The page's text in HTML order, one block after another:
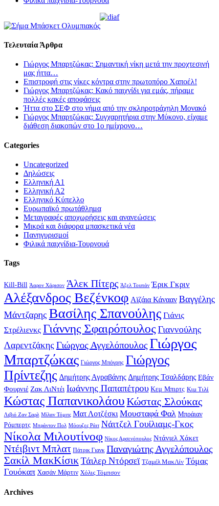
Τελευταία Άρθρα
Γιώργος Μπαρτζώκας: Σημαντική νίκη μετά την προχτεσινή
μας ήττα…
Επιστροφή στις νίκες κόντρα στην πρωτοπόρο Χαποέλ!
Γιώργος Μπαρτζώκας: Κακό παιχνίδι για εμάς, πήραμε
πολλές κακές αποφάσεις
Ήττα στο ΣΕΦ στο νήμα από την σκληροτράχηλη Μονακό
Γιώργος Μπαρτζώκας: Συγχαρητήρια στην Μύκονο, είχαμε
διάθεση διακοπών στο 1ο ημίχρονο…
Categories
Uncategorized
Δηλώσεις
Ελληνική Α1
Ελληνική Α2
Ελληνικό Κύπελλο
Ευρωπαϊκό πρωτάθλημα
Μεταγραφές αποχωρήσεις και ανανεώσεις
Μικρά και διάφορα μπασκετικά νέα
Πανηγυρισμοί
Φιλικά παιχνίδια-Τουρνουά
Tags
Kill-Bill Άαρον Χάρισον Άλεκ Πίτερς Άξελ Τουπάν Έρικ Γκριν
Αλέξανδρος Βεζένκοφ Αϊζάια Κάνααν Βαγγέλης
Μάντζαρης Βασίλης Σπανούλης Γιάνις
Στρέλιενκς Γιάννης ΣφαιρόπουλοςΓιαννούλης
Λαρεντζάκης Γιώργος ΑγγελόπουλοςΓιώργος
Μπαρτζώκας Γιώργος Μπόγρης Γιώργος
Πρίντεζης Δημήτρης Αγραβάνης Δημήτρης Τσαλδάρης Εβάν
Φουρνιέ Ζακ ΛιΝτέι Ιωάννης Παπαπέτρου Κεμ Μπιρτς Κιμ Τιλί
Κώστας Παπανικολάου Κώστας Σλούκας
Λιβιό Ζαν Σαρλ Μίλαν Τόμιτς Ματ Λοτζέσκι Μουσταφά Φαλ Μπράιαν
Ρόμπερτς Μπράντον Πολ Μόουζες Ράιτ Νάιτζελ Γουίλιαμς-Γκος
Νίκολα Μιλουτίνοφ Νίκος Αρσενόπουλος Ντάνιελ Χάκετ
Ντέιβιντ Μπλατ Πάτρικ Γιανκ Παναγιώτης Αγγελόπουλος
Σακίλ ΜακΚίσικΤάιλερ Ντόρσεϊ Τζαμέλ ΜακΛίν Τόμας
Γουόκαπ Χασάν Μάρτιν Χόλις Τόμπσον
Archives